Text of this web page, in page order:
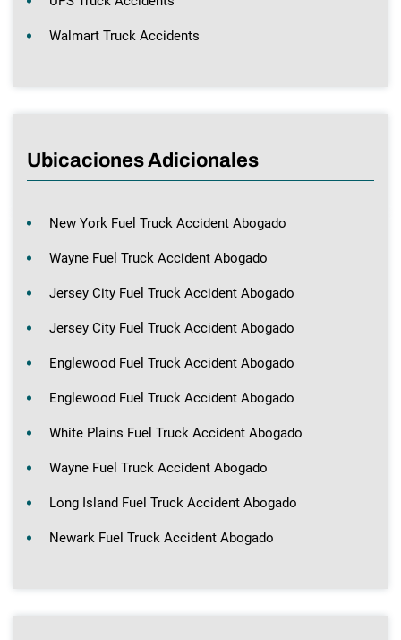
Walmart Truck Accidents
Ubicaciones Adicionales
New York Fuel Truck Accident Abogado
Wayne Fuel Truck Accident Abogado
Jersey City Fuel Truck Accident Abogado
Jersey City Fuel Truck Accident Abogado
Englewood Fuel Truck Accident Abogado
Englewood Fuel Truck Accident Abogado
White Plains Fuel Truck Accident Abogado
Wayne Fuel Truck Accident Abogado
Long Island Fuel Truck Accident Abogado
Newark Fuel Truck Accident Abogado